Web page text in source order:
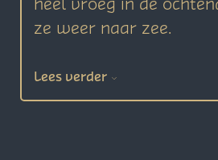
ze weer naar zee.
Lees verder